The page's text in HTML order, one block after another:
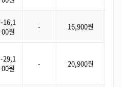
-16,1
00원
- 16,900원
-29,1
00원
- 20,900원